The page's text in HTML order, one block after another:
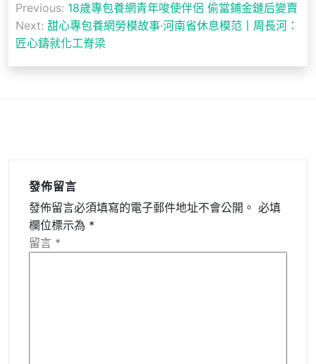
章
導
覽
Previous: 18歲專包養網青年唆使伴侶 偷當鋪金鏈后變賣
Next: 甜心專包養網勞模故事·河南省休息模范丨周長河：
匠心鑄就化工脊梁
發佈留言
發佈留言必須填寫的電子郵件地址不會公開。 必填
欄位標示為 *
留言 *